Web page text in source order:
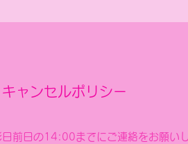
キャンセルポリシー
前日の14:00までにご連絡をお願い